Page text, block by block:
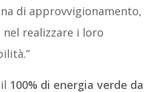
di approvvigionamento,
realizzare i loro
100% di energia verde da